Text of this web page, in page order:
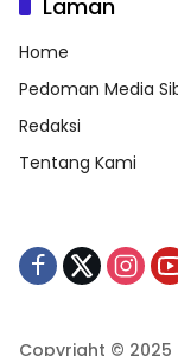
Laman
Home
Pedoman Media
Redaksi
Tentang Kami
Copyright © 2025